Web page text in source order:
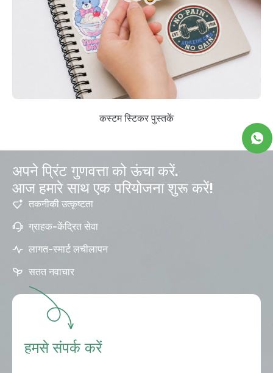
कस्टम स्टिकर पुस्तकें
अपने प्रिंट गुणवत्ता को ऊंचा करें.
आज हमारे साथ एक परियोजना शुरू करें!
तकनीकी उत्कृष्टता
ग्राहक-केंद्रित सेवा
लागत-स्मार्ट लचीलापन
सतत नवाचार
हमसे संपर्क करें